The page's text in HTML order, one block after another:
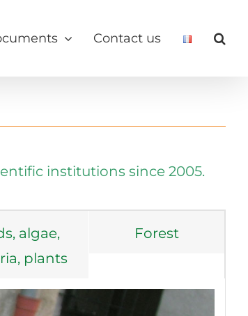
Contact us
institutions since 2005.
algae,
plants
Forest